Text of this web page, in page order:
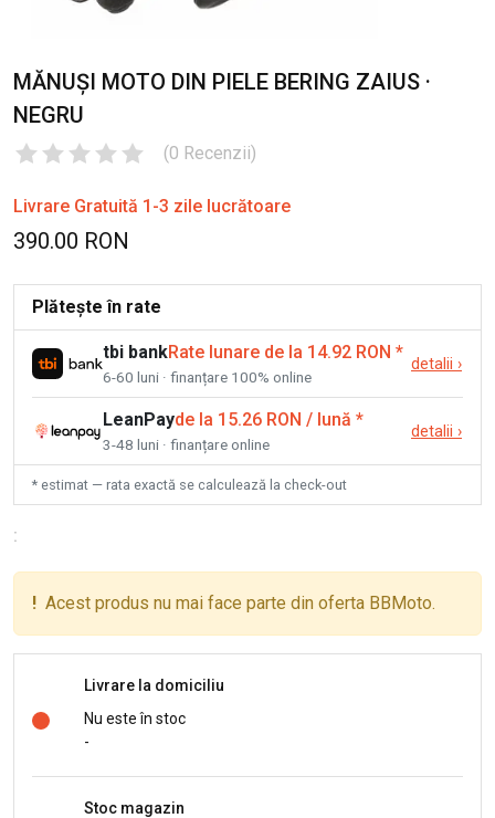
MĂNUȘI MOTO DIN PIELE BERING ZAIUS ·
NEGRU
(0 Recenzii)
Livrare Gratuită 1-3 zile lucrătoare
390.00 RON
Plătește în rate
tbi bankRate lunare de la 14.92 RON *
6-60 luni · finanțare 100% online
detalii ›
LeanPayde la 15.26 RON / lună *
3-48 luni · finanțare online
detalii ›
* estimat — rata exactă se calculează la check-out
:
! Acest produs nu mai face parte din oferta BBMoto.
Livrare la domiciliu
Nu este în stoc
-
Stoc magazin